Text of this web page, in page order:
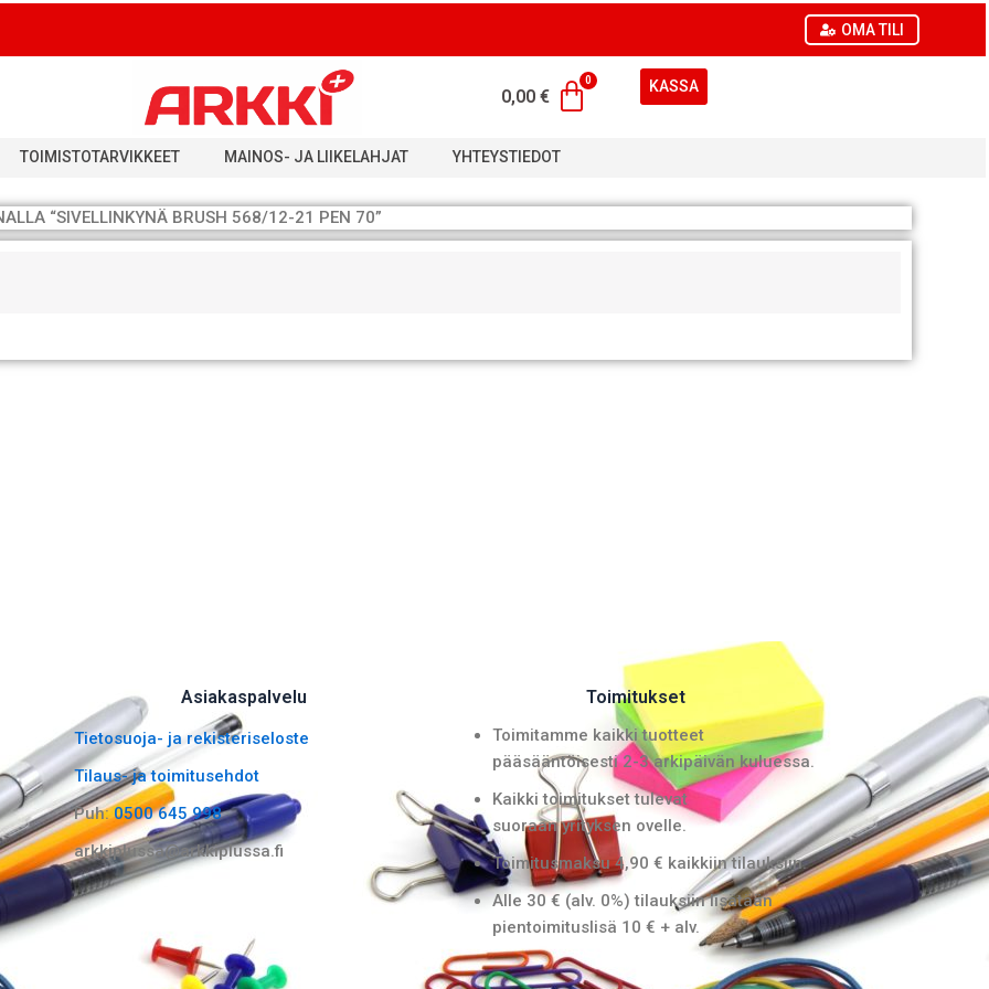
OMA TILI
0,00 €
KASSA
TOIMISTOTARVIKKEET MAINOS- JA LIIKELAHJAT YHTEYSTIEDOT
“SIVELLINKYNÄ BRUSH 568/12-21 PEN 70”
Asiakaspalvelu
Tietosuoja- ja rekisteriseloste
Tilaus- ja toimitusehdot
Puh:0500 645 998
arkkiplussa@arkkiplussa.fi
Toimitukset
Toimitamme kaikki tuotteet
pääsääntöisesti 2-3 arkipäivän kuluessa.
Kaikki toimitukset tulevat
suoraan yrityksen ovelle.
Toimitusmaksu 4,90 € kaikkiin tilauksiin.
Alle 30 € (alv. 0%) tilauksiin lisätään
pientoimituslisä 10 € + alv.